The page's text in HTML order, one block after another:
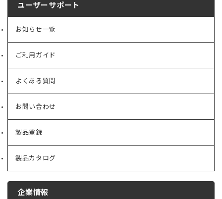
ユーザーサポート
お知らせ一覧
ご利用ガイド
よくある質問
お問い合わせ
製品登録
製品カタログ
企業情報